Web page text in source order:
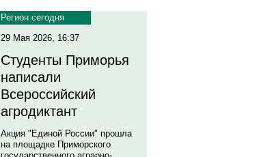
Регион сегодня
29 Мая 2026, 16:37
Студенты Приморья
написали
Всероссийский
агродиктант
Акция "Единой России" прошла
на площадке Приморского